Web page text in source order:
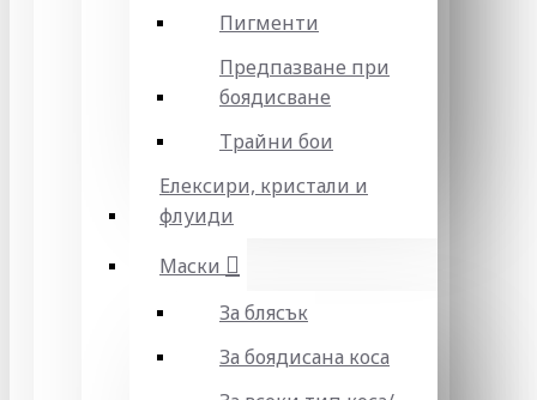
Пигменти
Предпазване при
боядисване
Трайни бои
Елексири, кристали и
флуиди
Маски
За блясък
За боядисана коса